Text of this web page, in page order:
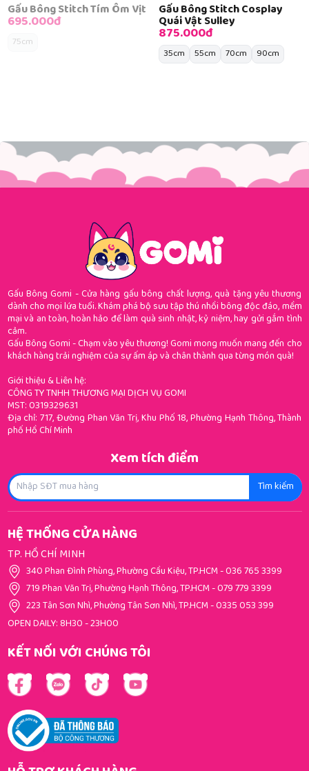
Gấu Bông Stitch Tím Ôm Vịt
695.000đ
75cm
Gấu Bông Stitch Cosplay
Quái Vật Sulley
875.000đ
35cm 55cm 70cm 90cm
Gấu Bông Gomi - Cửa hàng gấu bông chất lượng, quà tặng yêu thương
dành cho mọi lứa tuổi. Khám phá bộ sưu tập thú nhồi bông độc đáo, mềm
mại và an toàn, hoàn hảo để làm quà sinh nhật, kỷ niệm, hay gửi gắm tình
cảm.
Gấu Bông Gomi - Chạm vào yêu thương! Gomi mong muốn mang đến cho
khách hàng trải nghiệm của sự ấm áp và chân thành qua từng món quà!
Giới thiệu & Liên hệ:
CÔNG TY TNHH THƯƠNG MẠI DỊCH VỤ GOMI
MST: 0319329631
Địa chỉ: 717, Đường Phan Văn Trị, Khu Phố 18, Phường Hạnh Thông, Thành
phố Hồ Chí Minh
Xem tích điểm
Tìm kiếm
HỆ THỐNG CỬA HÀNG
TP. HỒ CHÍ MINH
340 Phan Đình Phùng, Phường Cầu Kiệu, TP.HCM-036 765 3399
719 Phan Văn Trị, Phường Hạnh Thông, TP.HCM-079 779 3399
223 Tân Sơn Nhì, Phường Tân Sơn Nhì, TP.HCM-0335 053 399
OPEN DAILY: 8H30 - 23H00
KẾT NỐI VỚI CHÚNG TÔI